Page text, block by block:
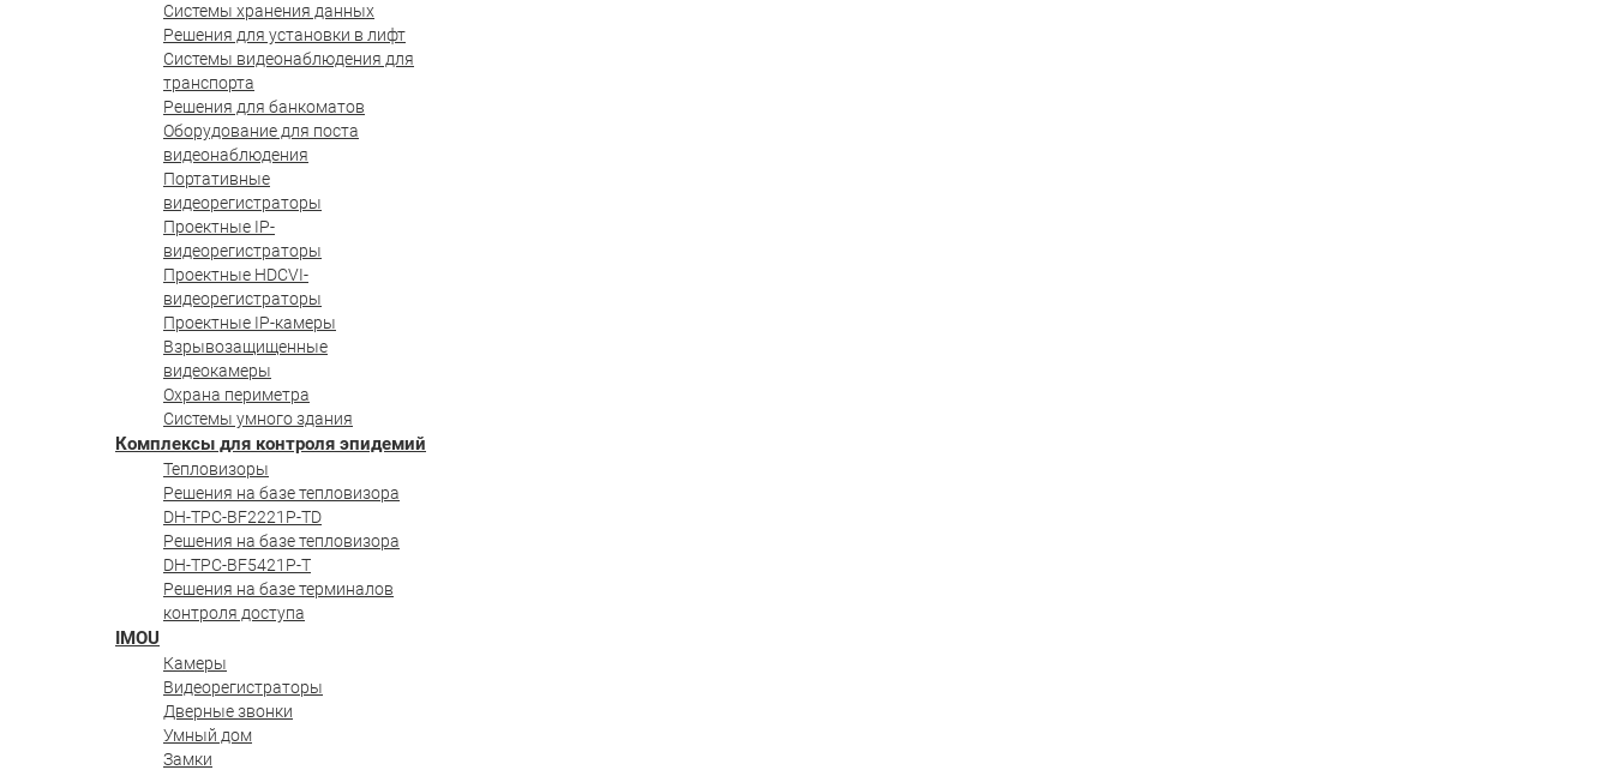
Системы хранения данных
Решения для установки в лифт
Системы видеонаблюдения для
транспорта
Решения для банкоматов
Оборудование для поста
видеонаблюдения
Портативные
видеорегистраторы
Проектные IP-
видеорегистраторы
Проектные HDCVI-
видеорегистраторы
Проектные IP-камеры
Взрывозащищенные
видеокамеры
Охрана периметра
Системы умного здания
Комплексы для контроля эпидемий
Тепловизоры
Решения на базе тепловизора
DH-TPC-BF2221P-TD
Решения на базе тепловизора
DH-TPC-BF5421P-T
Решения на базе терминалов
контроля доступа
IMOU
Камеры
Видеорегистраторы
Дверные звонки
Умный дом
Замки